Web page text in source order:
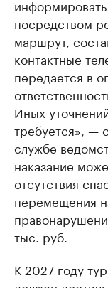
посредством
маршрут,
контактные
передается в
Иных
требуется», —
службе
наказание
отсутствия
перемещения
тыс. руб.
К 2027 году